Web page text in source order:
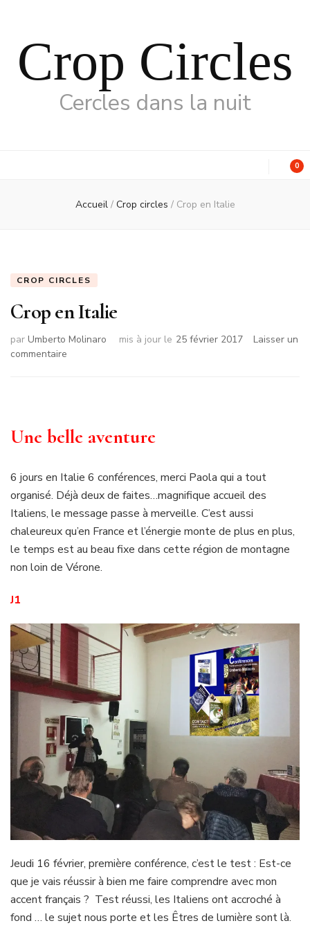
Crop Circles
Cercles dans la nuit
0
Accueil / Crop circles / Crop en Italie
CROP CIRCLES
Crop en Italie
par Umberto Molinaro mis à jour le 25 février 2017
Laisser un
commentaire
Une belle aventure
6 jours en Italie 6 conférences, merci Paola qui a tout
organisé. Déjà deux de faites…magnifique accueil des
Italiens, le message passe à merveille. C’est aussi
chaleureux qu’en France et l’énergie monte de plus en plus,
le temps est au beau fixe dans cette région de montagne
non loin de Vérone.
J1
Jeudi 16 février, première conférence, c’est le test : Est-ce
que je vais réussir à bien me faire comprendre avec mon
accent français ? Test réussi, les Italiens ont accroché à
fond … le sujet nous porte et les Êtres de lumière sont là.